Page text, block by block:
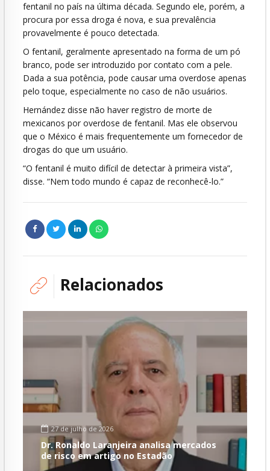
fentanil no país na última década. Segundo ele, porém, a
procura por essa droga é nova, e sua prevalência
provavelmente é pouco detectada.
O fentanil, geralmente apresentado na forma de um pó
branco, pode ser introduzido por contato com a pele.
Dada a sua potência, pode causar uma overdose apenas
pelo toque, especialmente no caso de não usuários.
Hernández disse não haver registro de morte de
mexicanos por overdose de fentanil. Mas ele observou
que o México é mais frequentemente um fornecedor de
drogas do que um usuário.
“O fentanil é muito difícil de detectar à primeira vista”,
disse. “Nem todo mundo é capaz de reconhecê-lo.”
Relacionados
27 de julho de 2026
Dr. Ronaldo Laranjeira analisa mercados
de risco em artigo no Estadão